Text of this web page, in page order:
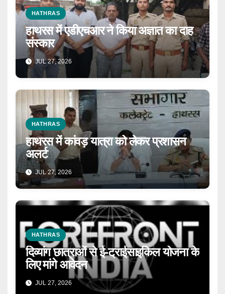
HATHRAS
हाथरस में एडीएचआर ने किया अज्ञात का दाह
संस्कार
JUL 27, 2026
HATHRAS
हाथरस में कांवड़ यात्रा को लेकर प्रशासन
अलर्ट
JUL 27, 2026
HATHRAS
दिव्यांग छात्राओं से ई-ट्राईसाइकिल योजना के
लिए मांगे आवेदन
JUL 27, 2026